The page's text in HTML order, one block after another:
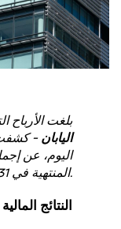
بلغت الأرباح
اليابان- كشفت
المنتهية في 31 مارس 2024.
النتائج